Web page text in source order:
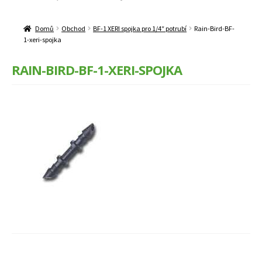
Péče o trávník, stromy a keře
Domů Obchod BF-1 XERI spojka pro 1/4″ potrubí
Rain-Bird-BF-
1-xeri-spojka
RAIN-BIRD-BF-1-XERI-SPOJKA